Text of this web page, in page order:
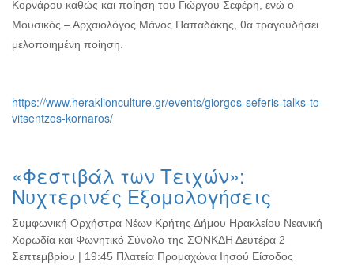
Κορνάρου καθώς και ποίηση του Γιώργου Σεφέρη, ενώ ο
Μουσικός – Αρχαιολόγος Μάνος Παπαδάκης, θα τραγουδήσει
μελοποιημένη ποίηση.
https://www.heraklionculture.gr/events/giorgos-seferis-talks-to-
vitsentzos-kornaros/
«Φεστιβάλ των Τειχών»:
Νυχτερινές Εξομολογήσεις
Συμφωνική Ορχήστρα Νέων Κρήτης Δήμου Ηρακλείου Νεανική
Χορωδία και Φωνητικό Σύνολο της ΣΟΝΚΔΗ Δευτέρα 2
Σεπτεμβρίου | 19:45 Πλατεία Προμαχώνα Ιησού Είσοδος